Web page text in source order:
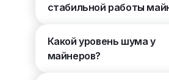
стабильной работы
Какой уровень шума у
майнеров?